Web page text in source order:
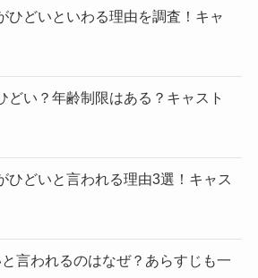
ひどいといわる理由を調査！キャ
どい？年齢制限はある？キャスト
ひどいと言われる理由3選！キャス
言われるのはなぜ？あらすじも一